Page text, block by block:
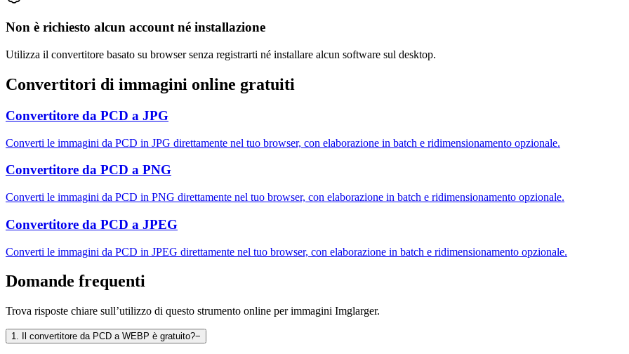
Non è richiesto alcun account né installazione
Utilizza il convertitore basato su browser senza registrarti né installare alcun software sul desktop.
Convertitori di immagini online gratuiti
Convertitore da PCD a JPG
Converti le immagini da PCD in JPG direttamente nel tuo browser, con elaborazione in batch e ridimensionamento opzionale.
Convertitore da PCD a PNG
Converti le immagini da PCD in PNG direttamente nel tuo browser, con elaborazione in batch e ridimensionamento opzionale.
Convertitore da PCD a JPEG
Converti le immagini da PCD in JPEG direttamente nel tuo browser, con elaborazione in batch e ridimensionamento opzionale.
Domande frequenti
Trova risposte chiare sull’utilizzo di questo strumento online per immagini Imglarger.
1. Il convertitore da PCD a WEBP è gratuito?−